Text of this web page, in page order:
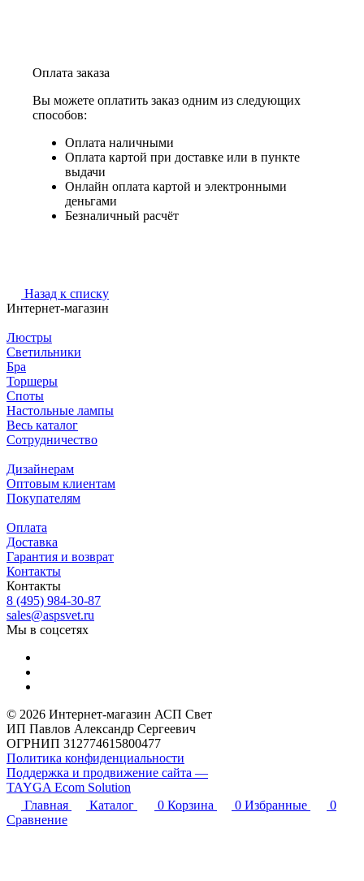
Оплата заказа
Вы можете оплатить заказ одним из следующих
способов:
Оплата наличными
Оплата картой при доставке или в пункте
выдачи
Онлайн оплата картой и электронными
деньгами
Безналичный расчёт
Назад к списку
Интернет-магазин
Люстры
Светильники
Бра
Торшеры
Споты
Настольные лампы
Весь каталог
Сотрудничество
Дизайнерам
Оптовым клиентам
Покупателям
Оплата
Доставка
Гарантия и возврат
Контакты
Контакты
8 (495) 984-30-87
sales@aspsvet.ru
Мы в соцсетях
© 2026 Интернет-магазин АСП Свет
ИП Павлов Александр Сергеевич
ОГРНИП 312774615800477
Политика конфиденциальности
Поддержка и продвижение сайта —
TAYGA Ecom Solution
Главная
Каталог 0 Корзина 0 Избранные
0
Сравнение